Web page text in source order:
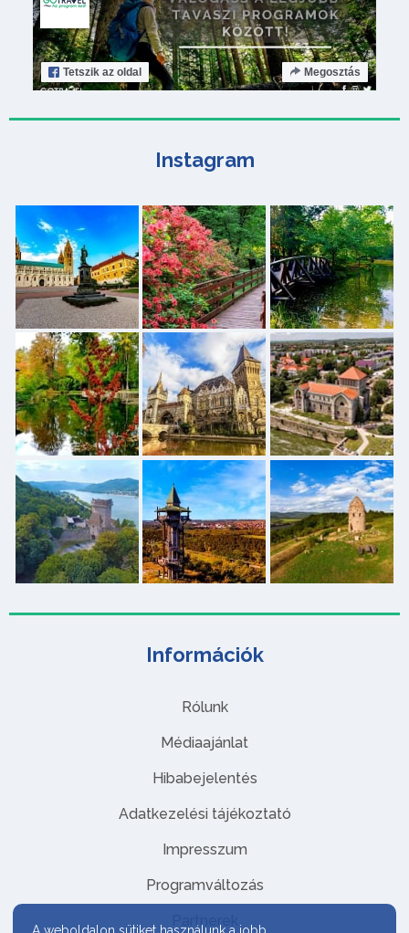
Információk
Rólunk
Médiaajánlat
Hibabejelentés
Adatkezelési tájékoztató
Impresszum
Programváltozás
Partnerek
Tetszik az oldal Megosztás
Instagram